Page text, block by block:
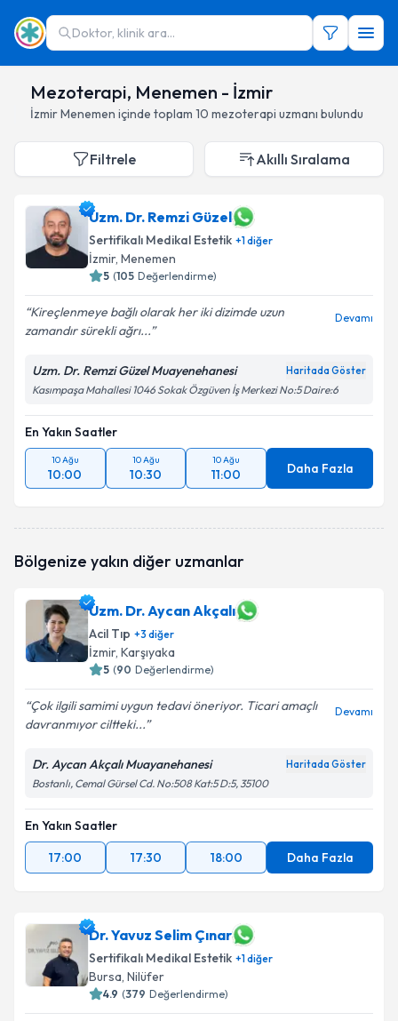
Doktor, klinik ara...
Mezoterapi, Menemen - İzmir
İzmirMenemen içinde toplam 10 mezoterapi uzmanı bulundu
Filtrele Akıllı Sıralama
Uzm. Dr. Remzi Güzel
Sertifikalı Medikal Estetik +1diğer
İzmir, Menemen
5 (105 Değerlendirme)
Kireçlenmeye bağlı olarak her iki dizimde uzun
zamandır sürekli ağrı...
Devamı
Uzm. Dr. Remzi Güzel Muayenehanesi Haritada Göster
Kasımpaşa Mahallesi 1046 Sokak Özgüven İş Merkezi No:5 Daire:6
En Yakın Saatler
10 Ağu
10:00
10 Ağu
10:30
10 Ağu
11:00 Daha Fazla
Bölgenize yakın diğer uzmanlar
Uzm. Dr. Aycan Akçalı
Acil Tıp +3 diğer
İzmir, Karşıyaka
5 (90 Değerlendirme)
Çok ilgili samimi uygun tedavi öneriyor. Ticari amaçlı
davranmıyor ciltteki...
Devamı
Dr. Aycan Akçalı Muayanehanesi Haritada Göster
Bostanlı, Cemal Gürsel Cd. No:508 Kat:5 D:5, 35100
En Yakın Saatler
17:00
17:30 18:00 Daha Fazla
Dr. Yavuz Selim Çınar
Sertifikalı Medikal Estetik +1diğer
Bursa, Nilüfer
4.9 (379 Değerlendirme)